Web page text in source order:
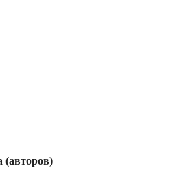
(авторов)